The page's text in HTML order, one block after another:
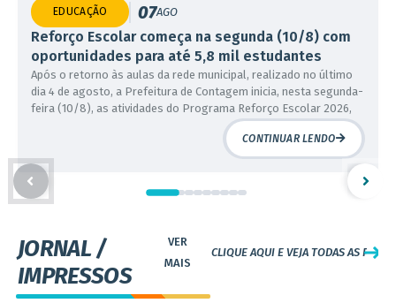
Reforço Escolar começa na segunda (10/8) com
oportunidades para até 5,8 mil estudantes
07AGO
EDUCAÇÃO
Após o retorno às aulas da rede municipal, realizado no último
dia 4 de agosto, a Prefeitura de Contagem inicia, nesta segunda-
feira (10/8), as atividades do Programa Reforço Escolar 2026,
uma das principais estratégias da Secretaria Municipal de
Educação para fortalecer a alfabetização e a recomposição da
aprendizagem. Neste ano, o programa foi ampliado...
CONTINUAR LENDO
Moradores do Industrial celebram reforma
do Cemei Vereador João Evangelista
Fernandes
06AGO
EDUCAÇÃO +1
JORNAL /
IMPRESSOS
CLIQUE AQUI E VEJA TODAS AS